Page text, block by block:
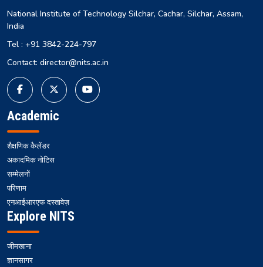
National Institute of Technology Silchar, Cachar, Silchar, Assam,
India
Tel : +91 3842-224-797
Contact: director@nits.ac.in
Academic
शैक्षणिक कैलेंडर
अकादमिक नोटिस
सम्मेलनों
परिणाम
एनआईआरएफ दस्तावेज़
Explore NITS
जीमखाना
ज्ञानसागर